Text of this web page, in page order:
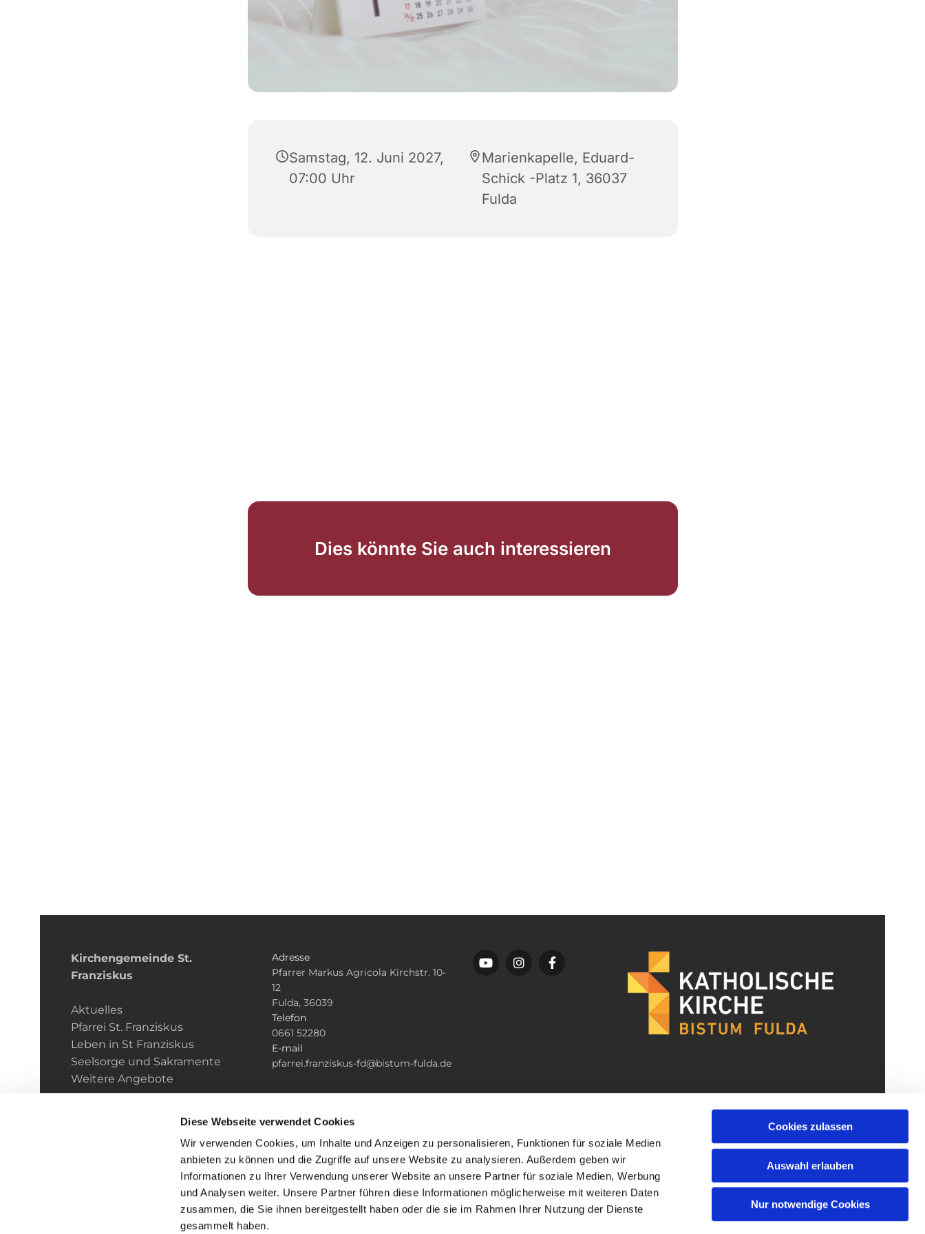
Diese Webseite verwendet Cookies
Wir verwenden Cookies, um Inhalte und Anzeigen zu personalisieren, Funktionen für soziale Medien
anbieten zu können und die Zugriffe auf unsere Website zu analysieren. Außerdem geben wir
Informationen zu Ihrer Verwendung unserer Website an unsere Partner für soziale Medien, Werbung
und Analysen weiter. Unsere Partner führen diese Informationen möglicherweise mit weiteren Daten
zusammen, die Sie ihnen bereitgestellt haben oder die sie im Rahmen Ihrer Nutzung der Dienste
gesammelt haben.
Cookies zulassen
Auswahl erlauben
Nur notwendige Cookies
Samstag, 12. Juni 2027,
07:00 Uhr
Marienkapelle, Eduard-
Schick -Platz 1, 36037
Fulda
Dies könnte Sie auch interessieren
Kirchengemeinde­­ St.
Franziskus
Aktuelles
Pfarrei St. Franziskus
Leben in St Franziskus
Seelsorge und Sakramente
Weitere Angebote
Adresse
Pfarrer Markus Agricola Kirchstr. 10-
12
Fulda, 36039
Telefon
0661 52280
E-mail
pfarrei.franziskus-fd@bistum-fulda.de
Impressum Datenschutzerklärung ChurchDesk-Login